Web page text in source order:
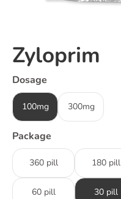
Zyloprim
Dosage
100mg 300mg
Package
360 pill 180 pill
60 pill 30 pill